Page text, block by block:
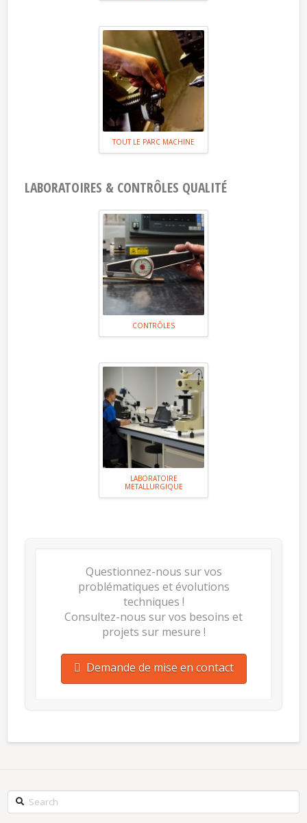
TOUT LE PARC MACHINE
LABORATOIRES & CONTRÔLES QUALITÉ
CONTRÔLES
LABORATOIRE
METALLURGIQUE
Questionnez-nous sur vos
problématiques et évolutions
techniques !
Consultez-nous sur vos besoins et
projets sur mesure !
Demande de mise en contact
Search